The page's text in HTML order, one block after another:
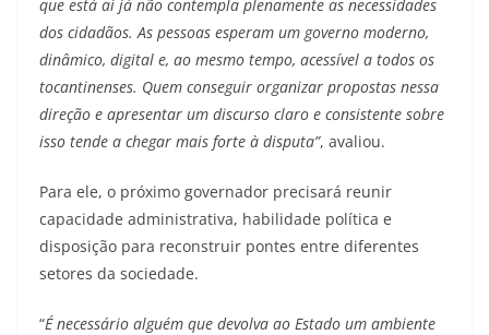
que está aí já não contempla plenamente as necessidades
dos cidadãos. As pessoas esperam um governo moderno,
dinâmico, digital e, ao mesmo tempo, acessível a todos os
tocantinenses. Quem conseguir organizar propostas nessa
direção e apresentar um discurso claro e consistente sobre
isso tende a chegar mais forte à disputa”, avaliou.
Para ele, o próximo governador precisará reunir
capacidade administrativa, habilidade política e
disposição para reconstruir pontes entre diferentes
setores da sociedade.
“É necessário alguém que devolva ao Estado um ambiente